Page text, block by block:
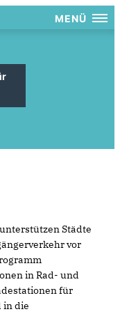
MENÜ
Städte
vor
in Rad- und
für
in die